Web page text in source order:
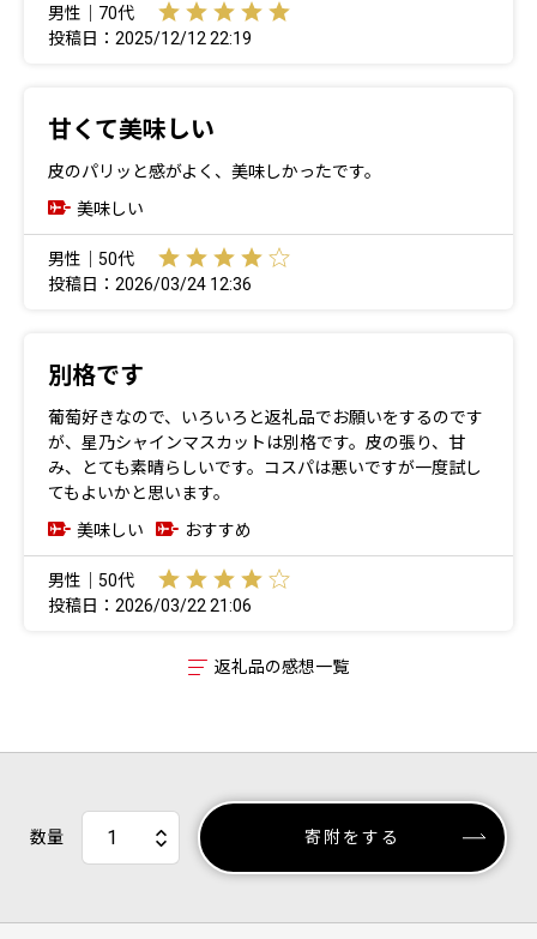
男性｜70代
投稿日：2025/12/12 22:19
甘くて美味しい
皮のパリッと感がよく、美味しかったです。
美味しい
男性｜50代
投稿日：2026/03/24 12:36
別格です
葡萄好きなので、いろいろと返礼品でお願いをするのです
が、星乃シャインマスカットは別格です。皮の張り、甘
み、とても素晴らしいです。コスパは悪いですが一度試し
てもよいかと思います。
美味しい
おすすめ
男性｜50代
投稿日：2026/03/22 21:06
返礼品の感想一覧
数量 寄附をする